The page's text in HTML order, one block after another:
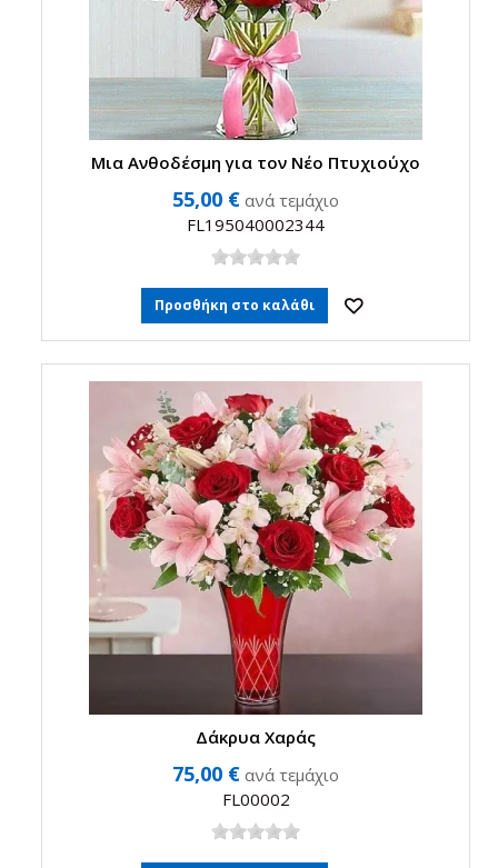
Μια Ανθοδέσμη για τον Νέο Πτυχιούχο
55,00 € ανά τεμάχιο
FL195040002344
Προσθήκη στο καλάθι
Δάκρυα Χαράς
75,00 € ανά τεμάχιο
FL00002